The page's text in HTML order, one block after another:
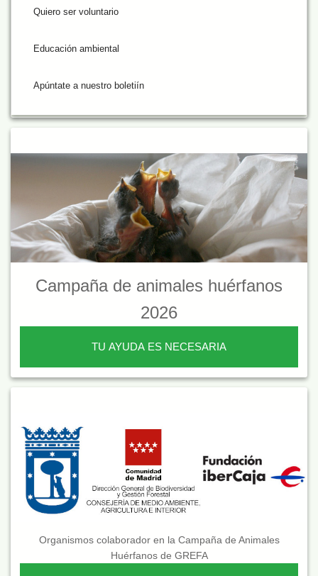
Quiero ser voluntario
Educación ambiental
Apúntate a nuestro boletiín
Campaña de animales huérfanos
2026
TU AYUDA ES NECESARIA
Organismos colaborador en la Campaña de Animales
Huérfanos de GREFA